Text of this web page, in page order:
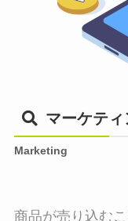
マーケティ
Marketing
商品が売り込む